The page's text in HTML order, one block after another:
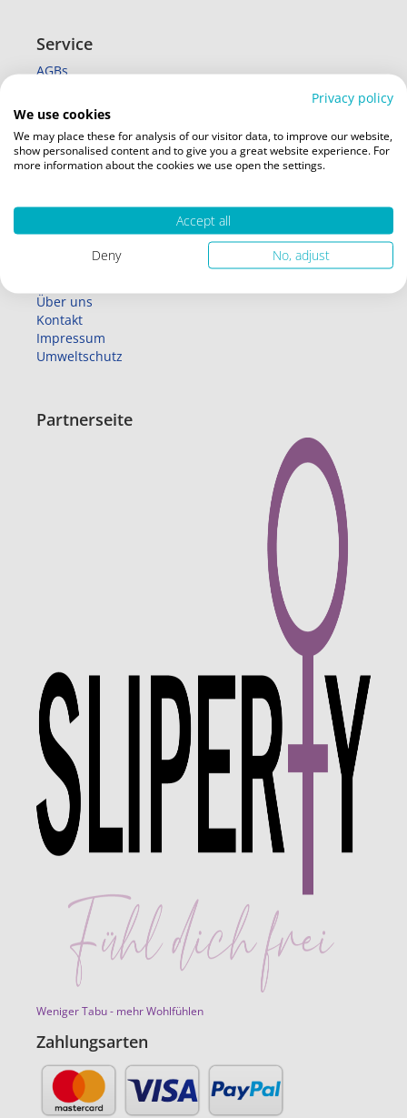
Service
AGBs
Lieferung
Widerruf
Über uns
Kontakt
Impressum
Umweltschutz
Partnerseite
Weniger Tabu - mehr Wohlfühlen
Zahlungsarten
Privacy policy
We use cookies
We may place these for analysis of our visitor data, to improve our website,
show personalised content and to give you a great website experience. For
more information about the cookies we use open the settings.
Accept all
Deny
No, adjust